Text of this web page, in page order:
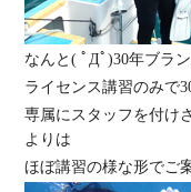
なんと( ﾟДﾟ)30年ブラ
ライセンス講習のみで
専属にスタッフを付け
よりは
ほぼ講習の様な形でご